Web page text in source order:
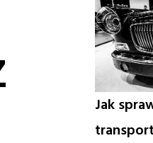
Jak